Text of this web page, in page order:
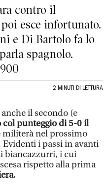
contro il
esce infortunato.
e Di Bartolo fa lo
spagnolo.
2 MINUTI DI LETTURA
anche il secondo (e
col punteggio di 5-0 il
militerà nel prossimo
Evidenti i passi in avanti
biancazzurri, i cui
rispetto alla prima